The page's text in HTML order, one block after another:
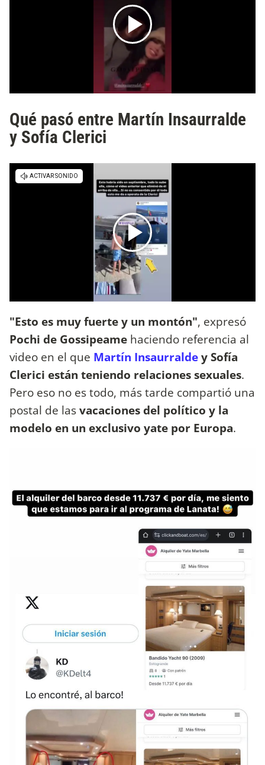
Qué pasó entre Martín Insaurralde
y Sofía Clerici
"Esto es muy fuerte y un montón", expresó
Pochi de Gossipeame haciendo referencia al
video en el que Martín Insaurraldey Sofía
Clerici están teniendo relaciones sexuales.
Pero eso no es todo, más tarde compartió una
postal de lasvacaciones del político y la
modelo en un exclusivo yate por Europa.